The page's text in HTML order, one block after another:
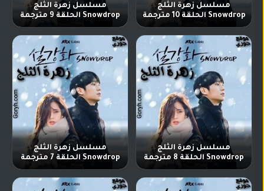
مسلسل زهرة الثلج
Snowdrop الحلقة 10 مترجمة
مسلسل زهرة الثلج
Snowdrop الحلقة 9 مترجمة
مسلسل زهرة الثلج
Snowdrop الحلقة 8 مترجمة
مسلسل زهرة الثلج
Snowdrop الحلقة 7 مترجمة